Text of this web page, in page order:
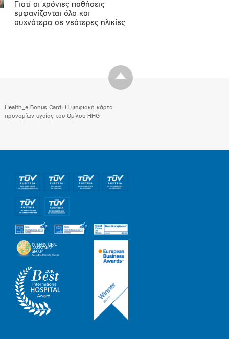
Γιατί οι χρόνιες παθήσεις
εμφανίζονται όλο και
συχνότερα σε νεότερες ηλικίες
Health_e Bonus Card: H ψηφιακή κάρτα
προνομίων υγείας του Ομίλου HHG